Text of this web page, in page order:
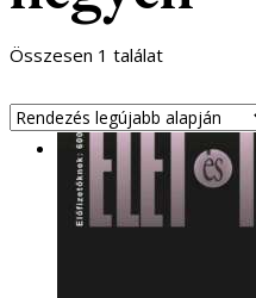
Összesen 1 találat